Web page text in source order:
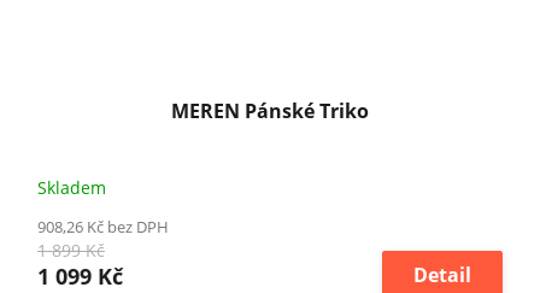
MEREN Pánské Triko
Skladem
908,26 Kč bez DPH
1 899 Kč
1 099 Kč Detail